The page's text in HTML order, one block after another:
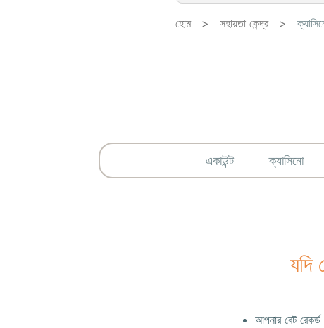
হোম > সহায়তা কেন্দ্র >
একাউন্ট ক্যাসিনো
যদি
আপনার বেট রেকর্ড